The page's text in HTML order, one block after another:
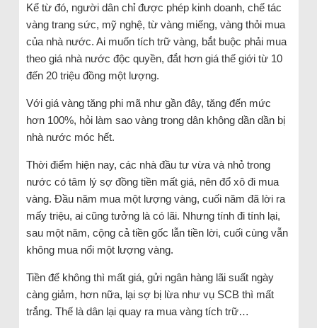
Kể từ đó, người dân chỉ được phép kinh doanh, chế tác
vàng trang sức, mỹ nghệ, từ vàng miếng, vàng thỏi mua
của nhà nước. Ai muốn tích trữ vàng, bắt buộc phải mua
theo giá nhà nước độc quyền, đắt hơn giá thế giới từ 10
đến 20 triệu đồng một lượng.
Với giá vàng tăng phi mã như gần đây, tăng đến mức
hơn 100%, hỏi làm sao vàng trong dân không dần dần bị
nhà nước móc hết.
Thời điểm hiện nay, các nhà đầu tư vừa và nhỏ trong
nước có tâm lý sợ đồng tiền mất giá, nên đổ xô đi mua
vàng. Đầu năm mua một lượng vàng, cuối năm đã lời ra
mấy triệu, ai cũng tưởng là có lãi. Nhưng tính đi tính lại,
sau một năm, cộng cả tiền gốc lẫn tiền lời, cuối cùng vẫn
không mua nổi một lượng vàng.
Tiền để không thì mất giá, gửi ngân hàng lãi suất ngày
càng giảm, hơn nữa, lại sợ bị lừa như vụ SCB thì mất
trắng. Thế là dân lại quay ra mua vàng tích trữ…